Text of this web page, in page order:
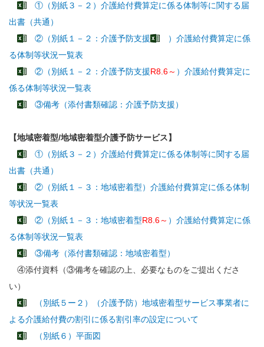
①（別紙３－２）介護給付費算定に係る体制等に関する届
出書（共通）
②（別紙１－２：介護予防支援
）介護給付費算定に係
る体制等状況一覧表
②（別紙１－２：介護予防支援R8.6～ ）介護給付費算定に
係る体制等状況一覧表
③備考（添付書類確認：介護予防支援）
【地域密着型/地域密着型介護予防サービス】
①（別紙３－２）介護給付費算定に係る体制等に関する届
出書（共通）
②（別紙１－３：地域密着型）介護給付費算定に係る体制
等状況一覧表
②（別紙１－３：地域密着型R8.6～ ）介護給付費算定に係
る体制等状況一覧表
③備考（添付書類確認：地域密着型）
④添付資料（③備考を確認の上、必要なものをご提出くださ
い）
（別紙５ー２）（介護予防）地域密着型サービス事業者に
よる介護給付費の割引に係る割引率の設定について
（別紙６）平面図